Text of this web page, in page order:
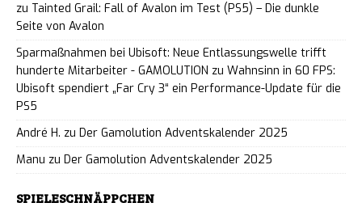
zu Tainted Grail: Fall of Avalon im Test (PS5) – Die dunkle
Seite von Avalon
Sparmaßnahmen bei Ubisoft: Neue Entlassungswelle trifft
hunderte Mitarbeiter - GAMOLUTION zu Wahnsinn in 60 FPS:
Ubisoft spendiert „Far Cry 3“ ein Performance-Update für die
PS5
André H. zu Der Gamolution Adventskalender 2025
Manu zu Der Gamolution Adventskalender 2025
SPIELESCHNÄPPCHEN